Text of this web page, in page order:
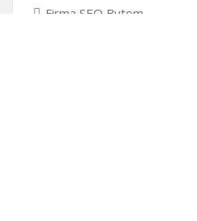
Firma SEO Bytom